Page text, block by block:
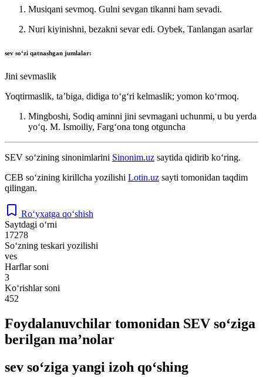
Musiqani sevmoq. Gulni sevgan tikanni ham sevadi.
Nuri kiyinishni, bezakni sevar edi. Oybek, Tanlangan asarlar
sev soʻzi qatnashgan jumlalar:
Jini sevmaslik
Yoqtirmaslik, taʼbiga, didiga toʻgʻri kelmaslik; yomon koʻrmoq.
Mingboshi, Sodiq aminni jini sevmagani uchunmi, u bu yerda
yoʻq. M. Ismoiliy, Fargʻona tong otguncha
SEV so‘zining sinonimlarini Sinonim.uz saytida qidirib ko‘ring.
СЕВ so‘zining kirillcha yozilishi Lotin.uz sayti tomonidan taqdim
qilingan.
Ro‘yxatga qo‘shish
Saytdagi o‘rni
17278
So‘zning teskari yozilishi
ves
Harflar soni
3
Ko‘rishlar soni
452
Foydalanuvchilar tomonidan SEV so‘ziga
berilgan ma’nolar
sev so‘ziga yangi izoh qo‘shing